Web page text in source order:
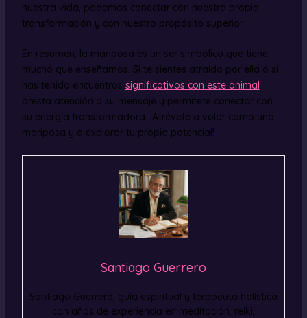
nuestra vida, podemos conectar con nuestra propia
transformación y con nuestro propósito superior.
En resumen, la mariposa es un ser simbólico que tiene
mucho que enseñarnos. Si te sientes atraído por ella o si
has tenido encuentros significativos con este animal
presta atención a su mensaje y permítete conectar con
su energía transformadora. ¡Atrévete a volar como una
mariposa y a explorar tu propio potencial!
Santiago Guerrero
Santiago Guerrero, guía espiritual y terapeuta holística
con años de experiencia en meditación, reiki,